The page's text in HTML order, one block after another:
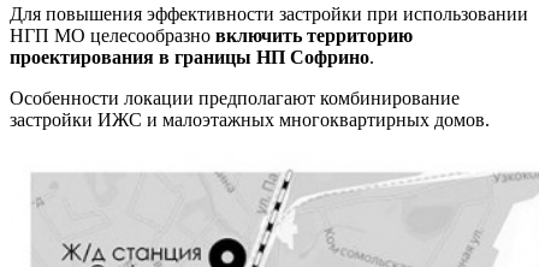
Для повышения эффективности застройки при использовании
НГП МО целесообразно включить территорию
проектирования в границы НП Софрино.
Особенности локации предполагают комбинирование
застройки ИЖС и малоэтажных многоквартирных домов.